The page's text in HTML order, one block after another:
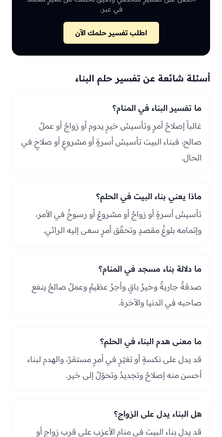
في عبر.
اطلب تفسير حلمك الآن
أسئلة شائعة عن تفسير حلم البناء
ما تفسير البناء في المنام؟
غالباً إصلاحُ أمرٍ وتأسيسُ خيرٍ يدوم أو زواجٌ أو عملٌ
صالح، فبناء البيت تأسيسُ أسرةٍ أو مشروعٍ أو صلاحٍ في
الحال.
ماذا يعني بناء البيت في الحلم؟
تأسيسُ أسرةٍ أو زواجٌ أو مشروعٌ أو رسوخٌ في الأمر،
وإتمامه بلوغُ مقصدٍ وتحقّق أمرٍ سعى إليه الرائي.
ما دلالة بناء مسجد في المنام؟
صدقةٌ جاريةٌ وخيرٌ باقٍ وأجرٌ عظيمٌ وعملٌ صالحٌ ينفع
صاحبه في الدنيا والآخرة.
ما معنى هدم البناء في الحلم؟
قد يدل على نكسةٍ أو تغيّرٍ في أمرٍ مستقرّ، والهدم لبناء
أحسن منه إصلاحٌ وتجديدٌ وتحوّلٌ إلى خير.
هل البناء يدل على الزواج؟
قد يدل بناء البيت في منام الأعزب على قرب زواجٍ أو